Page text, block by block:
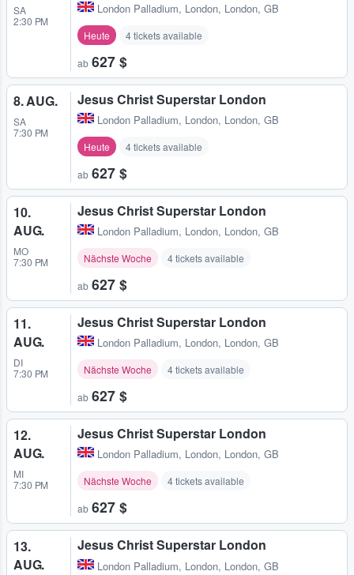
SA
2:30 PM
London Palladium, London, London, GB
Heute 4 tickets available
ab 627 $
8. AUG.
SA
7:30 PM
Jesus Christ Superstar London
London Palladium, London, London, GB
Heute 4 tickets available
ab 627 $
10.
AUG.
MO
7:30 PM
Jesus Christ Superstar London
London Palladium, London, London, GB
Nächste Woche 4 tickets available
ab 627 $
11.
AUG.
DI
7:30 PM
Jesus Christ Superstar London
London Palladium, London, London, GB
Nächste Woche 4 tickets available
ab 627 $
12.
AUG.
MI
7:30 PM
Jesus Christ Superstar London
London Palladium, London, London, GB
Nächste Woche 4 tickets available
ab 627 $
13.
AUG.
Jesus Christ Superstar London
London Palladium, London, London, GB